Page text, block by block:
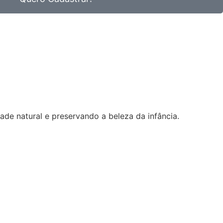
natural e preservando a beleza da infância.